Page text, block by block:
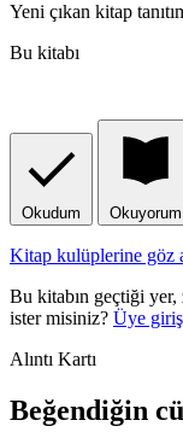
Yeni çıkan kitap
Bu kitabı
Okudum Okuyorum
Kitap kulüplerine göz
Bu kitabın geçtiği
ister misiniz? Üye
Alıntı Kartı
Beğendiğin